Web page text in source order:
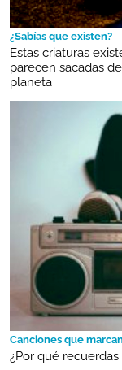
¿Sabías que existen?
Estas criaturas
parecen sacadas
planeta
Canciones que
¿Por qué